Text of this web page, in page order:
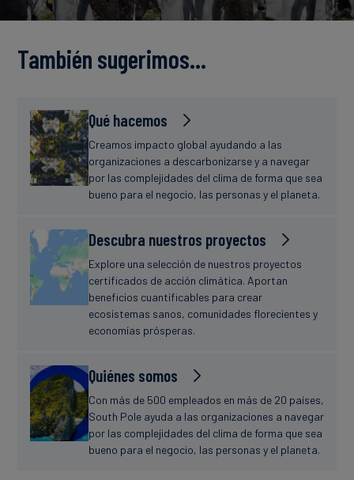
Finanzas
estudio
Noticias
También sugerimos…
Qué hacemos
Creamos impacto global ayudando a las
organizaciones a descarbonizarse y a navegar
por las complejidades del clima de forma que sea
bueno para el negocio, las personas y el planeta.
Descubra nuestros proyectos
Explore una selección de nuestros proyectos
certificados de acción climática. Aportan
beneficios cuantificables para crear
ecosistemas sanos, comunidades florecientes y
economías prósperas.
Quiénes somos
Con más de 500 empleados en más de 20 países,
South Pole ayuda a las organizaciones a navegar
por las complejidades del clima de forma que sea
bueno para el negocio, las personas y el planeta.